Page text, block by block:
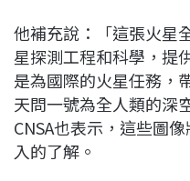
他補充說：「這張火星
星探測工程和科學，提
是為國際的火星任務，
天問一號為全人類的深
CNSA也表示，這些圖
入的了解。